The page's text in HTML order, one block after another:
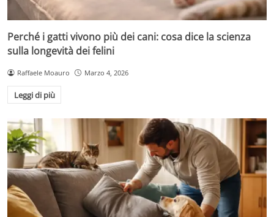
Perché i gatti vivono più dei cani: cosa dice la scienza
sulla longevità dei felini
Raffaele Moauro Marzo 4, 2026
Leggi di più